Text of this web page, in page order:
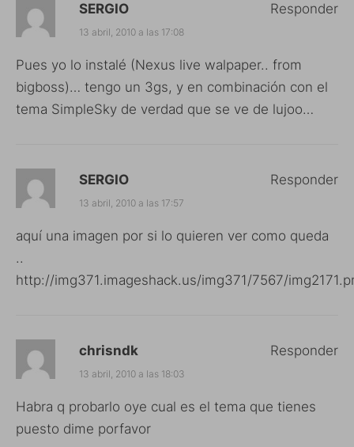
SERGIO
13 abril, 2010 a las 17:08
Pues yo lo instalé (Nexus live walpaper.. from
bigboss)… tengo un 3gs, y en combinación con el
tema SimpleSky de verdad que se ve de lujoo…
Responder
SERGIO
13 abril, 2010 a las 17:57
aquí una imagen por si lo quieren ver como queda
..
http://img371.imageshack.us/img371/7567/
Responder
chrisndk
13 abril, 2010 a las 18:03
Habra q probarlo oye cual es el tema que tienes
puesto dime porfavor
Responder